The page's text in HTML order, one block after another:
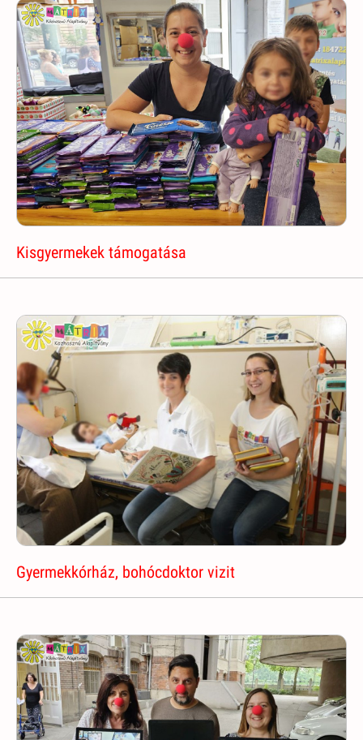
Kisgyermekek támogatása
Gyermekkórház, bohócdoktor vizit